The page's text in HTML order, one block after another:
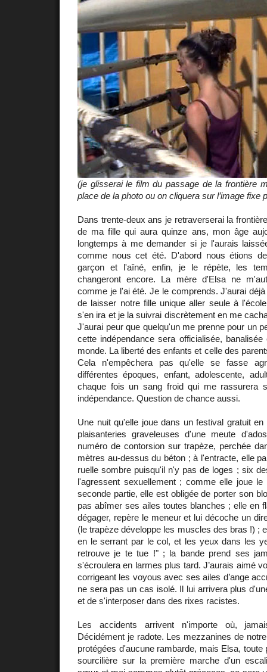
(je glisserai le film du passage de la frontière
place de la photo ou on cliquera sur l’image fixe
Dans trente-deux ans je retraverserai la
de ma fille qui aura quinze ans, mon âge
longtemps à me demander si je l'aurais
comme nous cet été. D'abord nous étions
garçon et l'aîné, enfin, je le répète, les
changeront encore. La mère d'Elsa ne
comme je l'ai été. Je le comprends. J'aurai
de laisser notre fille unique aller seule à
s'en ira et je la suivrai discrètement en me
J'aurai peur que quelqu'un me prenne pour un
cette indépendance sera officialisée,
monde. La liberté des enfants et celle des
Cela n'empêchera pas qu'elle se fasse
différentes époques, enfant, adolescente,
chaque fois un sang froid qui me rassurera
indépendance. Question de chance aussi.
Une nuit qu'elle joue dans un festival gratuit
plaisanteries graveleuses d'une meute
numéro de contorsion sur trapèze, perchée
mètres au-dessus du béton ; à l'entracte, elle
ruelle sombre puisqu'il n'y pas de loges ; six
l'agressent sexuellement ; comme elle joue
seconde partie, elle est obligée de porter son
pas abîmer ses ailes toutes blanches ; elle en
dégager, repère le meneur et lui décoche un
(le trapèze développe les muscles des bras !) ;
en le serrant par le col, et les yeux dans les
retrouve je te tue !" ; la bande prend ses
s'écroulera en larmes plus tard. J’aurais aimé
corrigeant les voyous avec ses ailes d’ange
ne sera pas un cas isolé. Il lui arrivera plus
et de s'interposer dans des rixes racistes.
Les accidents arrivent n'importe où,
Décidément je radote. Les mezzanines de
protégées d'aucune rambarde, mais Elsa, toute
sourcilière sur la première marche d'un